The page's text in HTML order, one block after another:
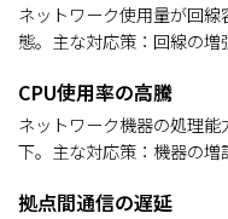
ネットワーク使用量が回
態。主な対応策：回線の増
CPU使用率の高騰
ネットワーク機器の処理
下。主な対応策：機器の増
拠点間通信の遅延